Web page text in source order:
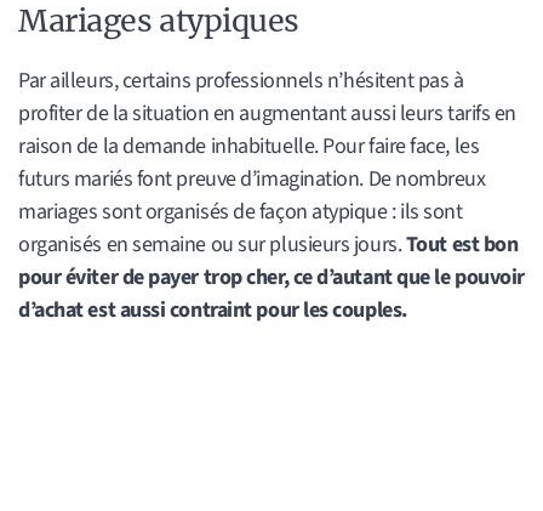
Mariages atypiques
Par ailleurs, certains professionnels n’hésitent pas à
profiter de la situation en augmentant aussi leurs tarifs en
raison de la demande inhabituelle. Pour faire face, les
futurs mariés font preuve d’imagination. De nombreux
mariages sont organisés de façon atypique : ils sont
organisés en semaine ou sur plusieurs jours.Tout est bon
pour éviter de payer trop cher, ce d’autant que le pouvoir
d’achat est aussi contraint pour les couples.